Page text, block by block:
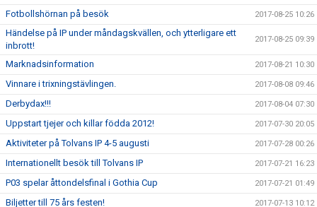
Fotbollshörnan på besök 2017-08-25 10:26
Händelse på IP under måndagskvällen, och ytterligare ett
inbrott!
2017-08-25 09:39
Marknadsinformation 2017-08-21 10:30
Vinnare i trixningstävlingen. 2017-08-08 09:46
Derbydax!!! 2017-08-04 07:30
Uppstart tjejer och killar födda 2012! 2017-07-30 20:05
Aktiviteter på Tolvans IP 4-5 augusti 2017-07-28 00:26
Internationellt besök till Tolvans IP 2017-07-21 16:23
P03 spelar åttondelsfinal i Gothia Cup 2017-07-21 01:49
Biljetter till 75 års festen! 2017-07-13 10:12